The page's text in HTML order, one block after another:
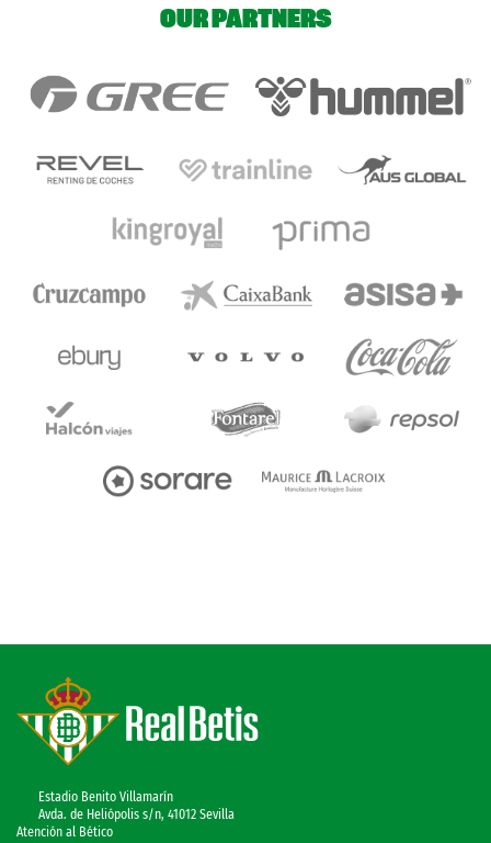
OUR PARTNERS
Estadio Benito Villamarín
Avda. de Heliópolis s/n, 41012 Sevilla
Atención al Bético